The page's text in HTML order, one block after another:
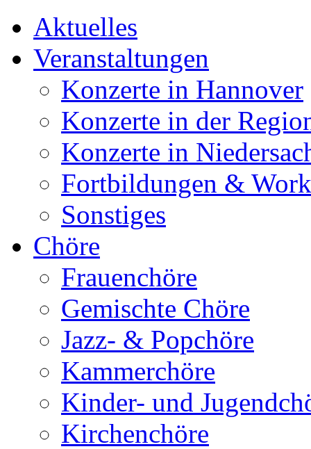
Aktuelles
Veranstaltungen
Konzerte in Hannover
Konzerte in der
Konzerte in
Fortbildungen &
Sonstiges
Chöre
Frauenchöre
Gemischte Chöre
Jazz- & Popchöre
Kammerchöre
Kinder- und
Kirchenchöre